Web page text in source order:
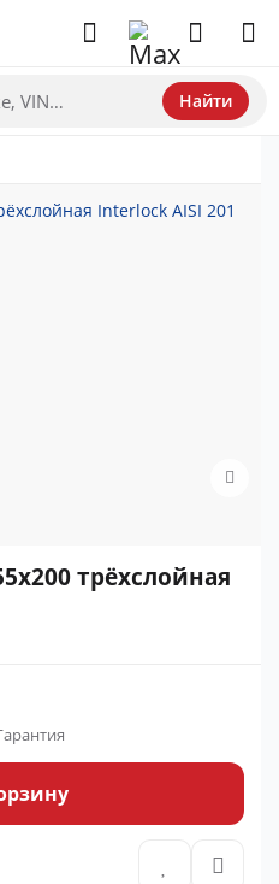
Найти
трёхслойная